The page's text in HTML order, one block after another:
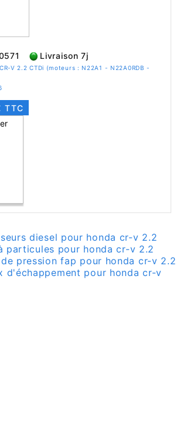
Livraison 7j
V 2.2 CTDi (moteurs : N22A1 - N22A0RDB -
TTC
diesel pour honda cr-v 2.2
particules pour honda cr-v 2.2
pression fap pour honda cr-v 2.2
d'échappement pour honda cr-v